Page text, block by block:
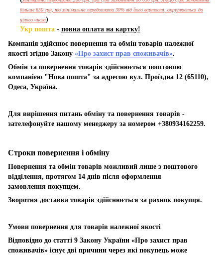
більше 650 грн, то мінімальна передоплата 30% від його вартості, округлюється до
цілого числа)
Укр пошта - повна оплата на картку!
Компанія здійснює повернення та обмін товарів належної
якості згідно Закону «Про захист прав споживачів».
Обмін та повернення товарів здійснюється поштовою
компанією "Нова пошта" за адресою вул. Проїздна 12 (65110),
Одеса, Україна.
Для вирішення питань обміну та повернення товарів -
зателефонуйте нашому менеджеру за номером +380934162259.
Строки повернення і обміну
Повернення та обмін товарів можливий лише з поштового
відділення, протягом 14 днів після оформлення
замовлення покупцем.
Зворотня доставка товарів здійснюється за рахнок покупця.
Умови повернення для товарів належної якості
Відповідно до статті 9 Закону України «Про захист прав
споживачів» існує дві причини через які покупець може